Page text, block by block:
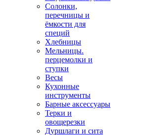
Солонки,
перечницы и
ёмкости для
специй
Хлебницы
Мельницы.
перцемолки и
ступки
Весы
Кухонные
инструменты
Барные аксессуары
Терки и
овощерезки
Дуршлаги и сита